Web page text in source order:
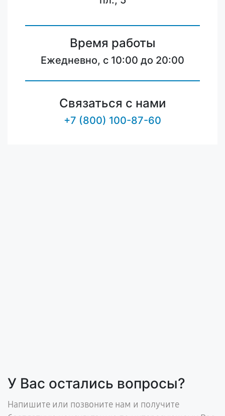
Время работы
Ежедневно, с 10:00 до 20:00
Связаться с нами
+7 (800) 100-87-60
У Вас остались вопросы?
Напишите или позвоните нам и получите